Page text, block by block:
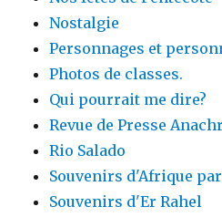
Nostalgie
Personnages et
Photos de classes.
Qui pourrait me dire?
Revue de Presse
Rio Salado
Souvenirs d'Afrique par
Souvenirs d'Er Rahel